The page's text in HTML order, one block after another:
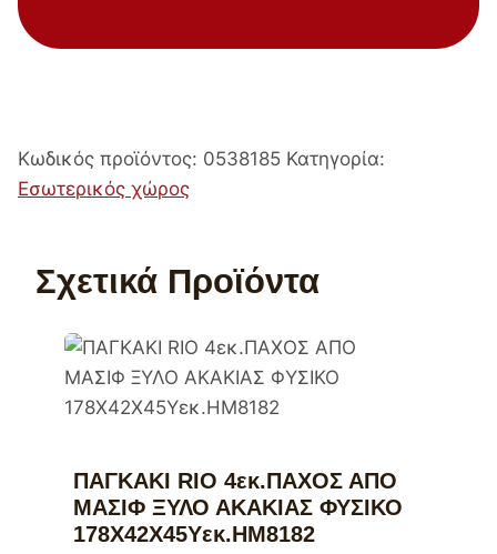
Κωδικός προϊόντος: 0538185 Κατηγορία:
Εσωτερικός χώρος
Σχετικά Προϊόντα
ΠΑΓΚΑΚΙ RIO 4εκ.ΠΑΧΟΣ ΑΠΟ
ΜΑΣΙΦ ΞΥΛΟ ΑΚΑΚΙΑΣ ΦΥΣΙΚΟ
178Χ42Χ45Υεκ.HM8182